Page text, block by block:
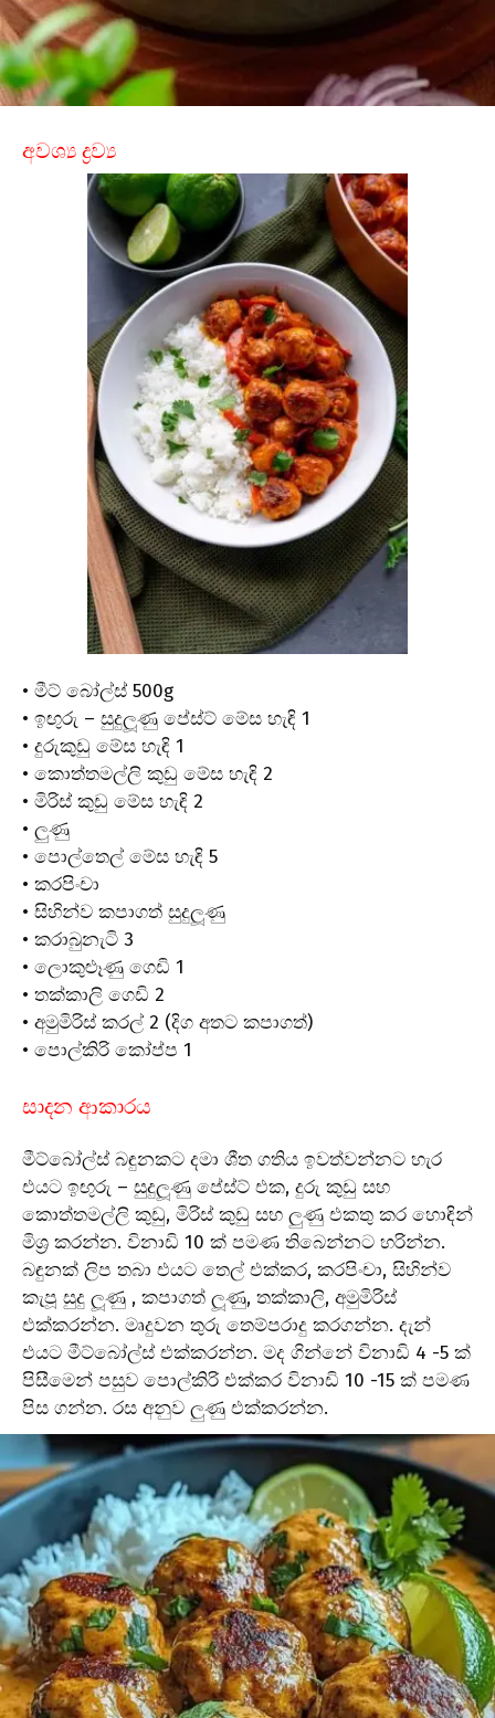
අවශ්‍ය ද්‍රව්‍ය
• මීට් බෝල්ස් 500g
• ඉඟුරු – සුදුලූණු පේස්ට් මේස හැඳි 1
• දුරුකුඩු මේස හැඳි 1
• කොත්තමල්ලි කුඩු මේස හැඳි 2
• මිරිස් කුඩු මේස හැඳි 2
• ලුණු
• පොල්තෙල් මේස හැඳි 5
• කරපිංචා
• සිහින්ව කපාගත් සුදුලූණු
• කරාබුනැටි 3
• ලොකුළූණු ගෙඩි 1
• තක්කාලි ගෙඩි 2
• අමුමිරිස් කරල් 2 (දිග අතට කපාගත්)
• පොල්කිරි කෝප්ප 1
සාදන ආකාරය
මීට්බෝල්ස් බඳුනකට දමා ශීත ගතිය ඉවත්වන්නට හැර
එයට ඉඟුරු – සුදුලූණු පේස්ට් එක, දුරු කුඩු සහ
කොත්තමල්ලි කුඩු, මිරිස් කුඩු සහ ලුණු එකතු කර හොඳින්
මිශ්‍ර කරන්න. විනාඩි 10 ක් පමණ තිබෙන්නට හරින්න.
බඳුනක් ලිප තබා එයට තෙල් එක්කර, කරපිංචා, සිහින්ව
කැපූ සුදු ලූණු , කපාගත් ලූණු, තක්කාලි, අමුමිරිස්
එක්කරන්න. මෘදුවන තුරු තෙම්පරාදු කරගන්න. දැන්
එයට මීට්බෝල්ස් එක්කරන්න. මද ගින්නේ විනාඩි 4 -5 ක්
පිසීමෙන් පසුව පොල්කිරි එක්කර විනාඩි 10 -15 ක් පමණ
පිස ගන්න. රස අනුව ලුණු එක්කරන්න.